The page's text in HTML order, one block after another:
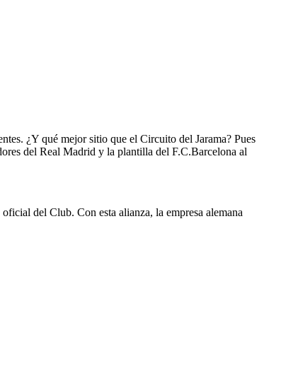
¿Y qué mejor sitio que el Circuito del Jarama? Pues
del Real Madrid y la plantilla del F.C.Barcelona al
del Club. Con esta alianza, la empresa alemana